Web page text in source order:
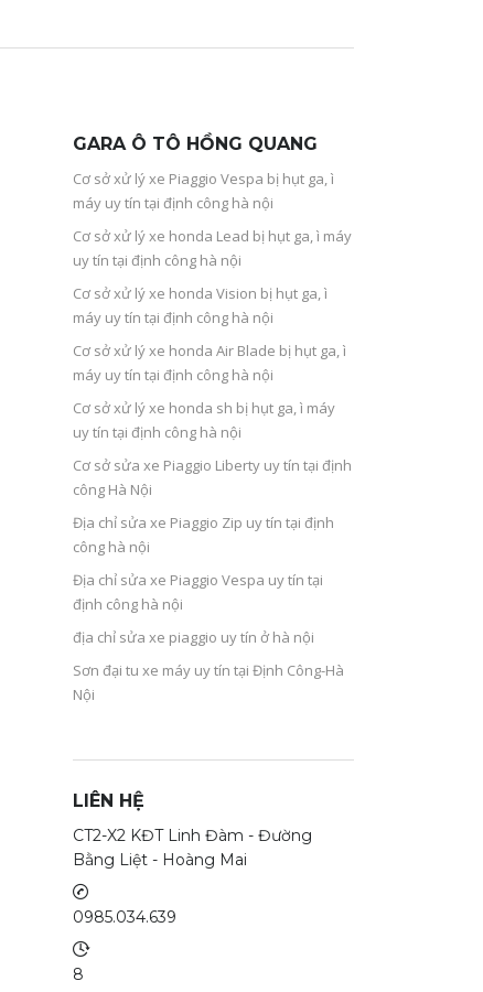
GARA Ô TÔ HỒNG QUANG
Cơ sở xử lý xe Piaggio Vespa bị hụt ga, ì
máy uy tín tại định công hà nội
Cơ sở xử lý xe honda Lead bị hụt ga, ì máy
uy tín tại định công hà nội
Cơ sở xử lý xe honda Vision bị hụt ga, ì
máy uy tín tại định công hà nội
Cơ sở xử lý xe honda Air Blade bị hụt ga, ì
máy uy tín tại định công hà nội
Cơ sở xử lý xe honda sh bị hụt ga, ì máy
uy tín tại định công hà nội
Cơ sở sửa xe Piaggio Liberty uy tín tại định
công Hà Nội
Địa chỉ sửa xe Piaggio Zip uy tín tại định
công hà nội
Địa chỉ sửa xe Piaggio Vespa uy tín tại
định công hà nội
địa chỉ sửa xe piaggio uy tín ở hà nội
Sơn đại tu xe máy uy tín tại Định Công-Hà
Nội
LIÊN HỆ
CT2-X2 KĐT Linh Đàm - Đường
Bằng Liệt - Hoàng Mai
0985.034.639
8